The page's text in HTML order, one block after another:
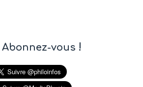
Abonnez-vous !